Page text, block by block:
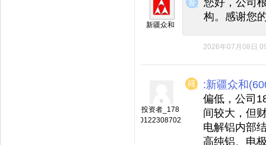
新疆众和
构。感谢您
2026年07月08日
投资者_178
0122308702
:新疆众和
偏低，公司
间较大，但
电解铝内部
高纯铝、电